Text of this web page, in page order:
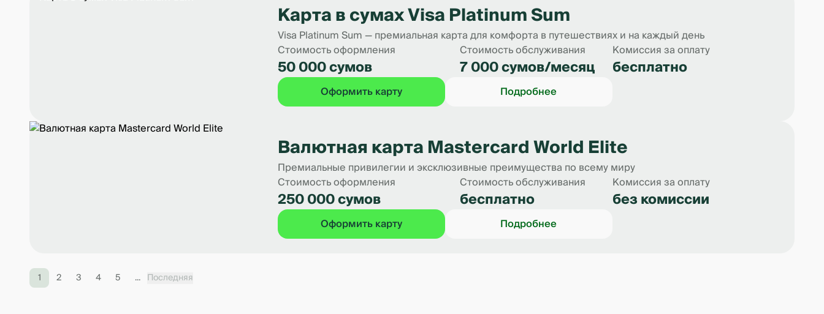
*Пример приведён для наглядности. Фактическая продолжительность зависит от даты покупки и даты формирования выписки.
**15 числа каждого месяца банк формирует выписку по кредитной карте.Карта в сумах Visa Platinum Sum
Visa Platinum Sum — премиальная карта для комфорта в путешествиях и на каждый день
Стоимость оформления
50 000 сумов
Стоимость обслуживания
7 000 сумов/месяц
Комиссия за оплату
бесплатно
Оформить карту Подробнее
Валютная карта Mastercard World Elite
Премиальные привилегии и эксклюзивные преимущества по всему миру
Стоимость оформления
250 000 сумов
Стоимость обслуживания
бесплатно
Комиссия за оплату
без комиссии
Оформить карту Подробнее
1 2 3 4 5 ... Последняя